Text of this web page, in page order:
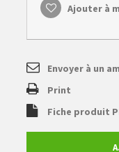
Ajouter à
Envoyer à un
Print
Fiche produit